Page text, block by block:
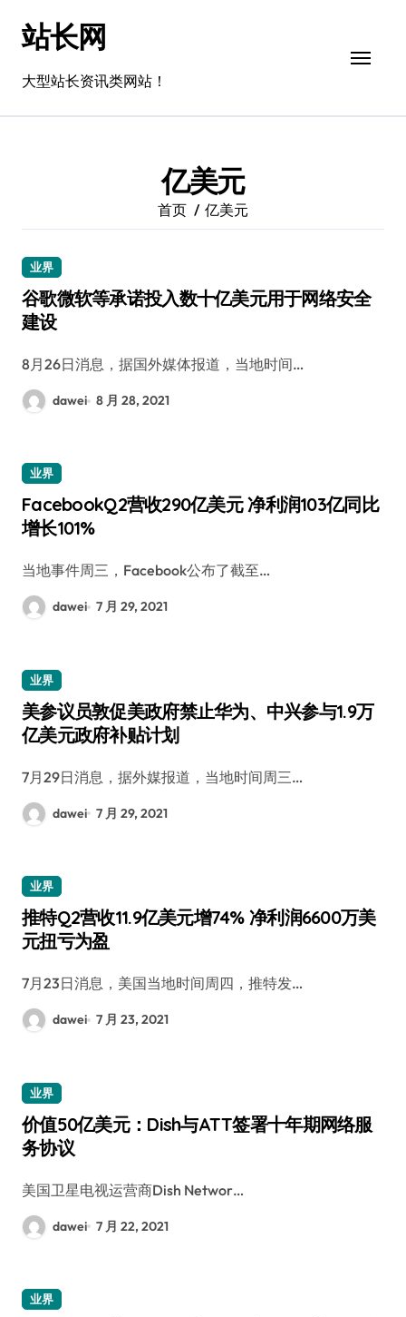
站长网
大型站长资讯类网站！
亿美元
首页 亿美元
业界
谷歌微软等承诺投入数十亿美元用于网络安全
建设
8月26日消息，据国外媒体报道，当地时间…
dawei 8 月 28, 2021
业界
FacebookQ2营收290亿美元 净利润103亿同比
增长101%
当地事件周三，Facebook公布了截至…
dawei 7 月 29, 2021
业界
美参议员敦促美政府禁止华为、中兴参与1.9万
亿美元政府补贴计划
7月29日消息，据外媒报道，当地时间周三…
dawei 7 月 29, 2021
业界
推特Q2营收11.9亿美元增74% 净利润6600万美
元扭亏为盈
7月23日消息，美国当地时间周四，推特发…
dawei 7 月 23, 2021
业界
价值50亿美元：Dish与ATT签署十年期网络服
务协议
美国卫星电视运营商Dish Networ…
dawei 7 月 22, 2021
业界